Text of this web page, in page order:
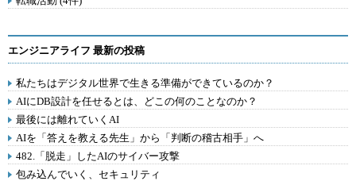
エンジニアライフ 最新の投稿
私たちはデジタル世界で生きる準備ができているのか？
AIにDB設計を任せるとは、どこの何のことなのか？
最後には離れていくAI
AIを「答えを教える先生」から「判断の稽古相手」へ
482.「脱走」したAIのサイバー攻撃
包み込んでいく、セキュリティ